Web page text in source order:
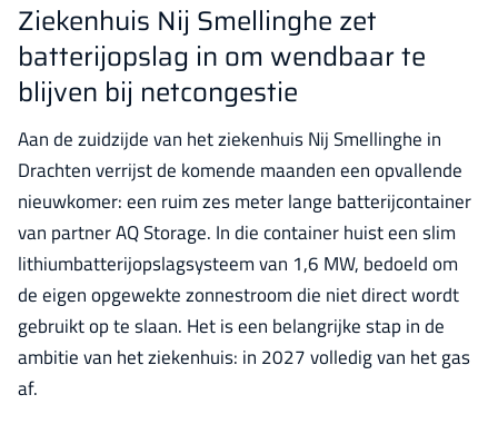
Ziekenhuis Nij Smellinghe zet
batterijopslag in om wendbaar te
blijven bij netcongestie
Aan de zuidzijde van het ziekenhuis Nij Smellinghe in
Drachten verrijst de komende maanden een opvallende
nieuwkomer: een ruim zes meter lange batterijcontainer
van partner AQ Storage. In die container huist een slim
lithiumbatterijopslagsysteem van 1,6 MW, bedoeld om
de eigen opgewekte zonnestroom die niet direct wordt
gebruikt op te slaan. Het is een belangrijke stap in de
ambitie van het ziekenhuis: in 2027 volledig van het gas
af.